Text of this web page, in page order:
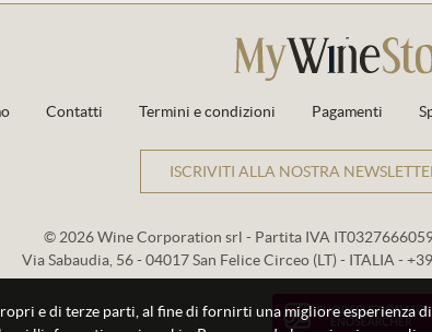
Contatti Termini e condizioni Pagamenti
e di terze parti, al fine di fornirti una migliore
ISCRIVITI ALLA NOSTRA
© 2026 Wine Corporation srl - Partita IVA
Via Sabaudia, 56 - 04017 San Felice Circeo (LT) - ITALIA -